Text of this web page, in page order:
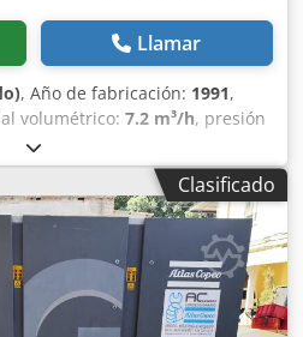
Llamar
, Año de fabricación: 1991,
volumétrico: 7.2 m³/h, presión
, tensión de entrada:
COPCO GA 45 Djdpfx
por refrigeración. Motor de 45
Presión de 7,5 bares. El
estado de funcionamiento.
Clasificado